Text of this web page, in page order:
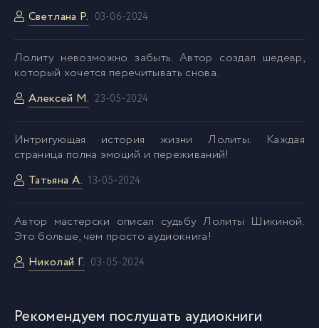
Светлана Р. 03-06-2024
Лолиту невозможно забыть. Автор создал шедевр,
который хочется перечитывать снова.
Алексей М. 23-05-2024
Интригующая история жизни Лолиты. Каждая
страница полна эмоций и переживаний!
Татьяна А. 13-05-2024
Автор мастерски описал судьбу Лолиты Шикиной.
Это больше, чем просто аудиокнига!
Николай Г. 03-05-2024
Рекомендуем послушать аудиокниги